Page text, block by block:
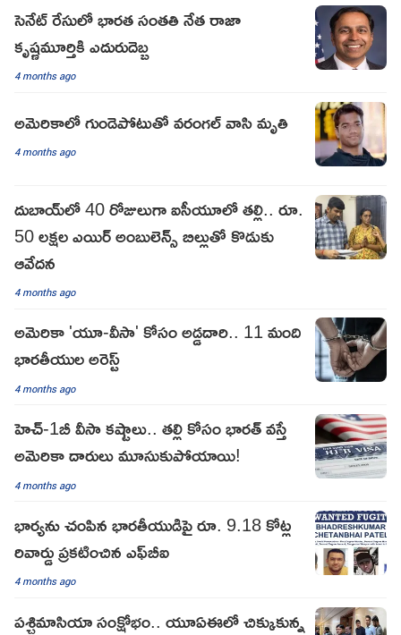
సెనేట్ రేసులో భారత సంతతి నేత రాజా
కృష్ణమూర్తికి ఎదురుదెబ్బ
4 months ago
అమెరికాలో గుండెపోటుతో వరంగల్ వాసి మృతి
4 months ago
దుబాయ్‌లో 40 రోజులుగా ఐసీయూలో తల్లి.. రూ.
50 లక్షల ఎయిర్ అంబులెన్స్ బిల్లుతో కొడుకు
ఆవేదన
4 months ago
అమెరికా 'యూ-వీసా' కోసం అడ్డదారి.. 11 మంది
భారతీయుల అరెస్ట్
4 months ago
హెచ్‌-1బీ వీసా కష్టాలు.. తల్లి కోసం భారత్ వస్తే
అమెరికా దారులు మూసుకుపోయాయి!
4 months ago
భార్యను చంపిన భారతీయుడిపై రూ. 9.18 కోట్ల
రివార్డు ప్రకటించిన ఎఫ్‌బీఐ
4 months ago
పశ్చిమాసియా సంక్షోభం.. యూఏఈలో చిక్కుకున్న